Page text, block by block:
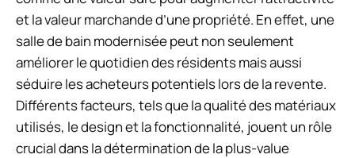
et la valeur marchande d’une propriété. En effet, une
salle de bain modernisée peut non seulement
améliorer le quotidien des résidents mais aussi
séduire les acheteurs potentiels lors de la revente.
Différents facteurs, tels que la qualité des matériaux
utilisés, le design et la fonctionnalité, jouent un rôle
crucial dans la détermination de la plus-value